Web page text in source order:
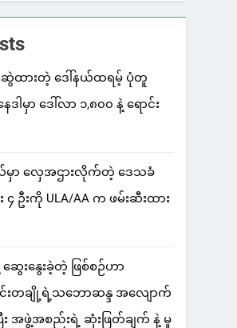
ေးဆွဲထားတဲ့ ဒေါ်နယ်ထရမ့် ပုံတူ
ဒါမှာ ဒေါ်လာ ၁,၈၀၀ နဲ့ ရောင်း
ာ လှေအဌားလိုက်တဲ့ ဒေသခံ
၄ ဦးကို ULA/AA က ဖမ်းဆီးထား
ေးနွေးခဲ့တဲ့ ဖြစ်စဉ်ဟာ
င်းတချို့ရဲ့သဘောဆန္ဒ အလျောက်
း အဖွဲ့အစည်းရဲ့ ဆုံးဖြတ်ချက် နဲ့ မူ